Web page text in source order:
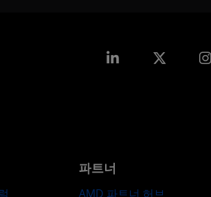
Linkedin
파트너
AMD 파트너 허브